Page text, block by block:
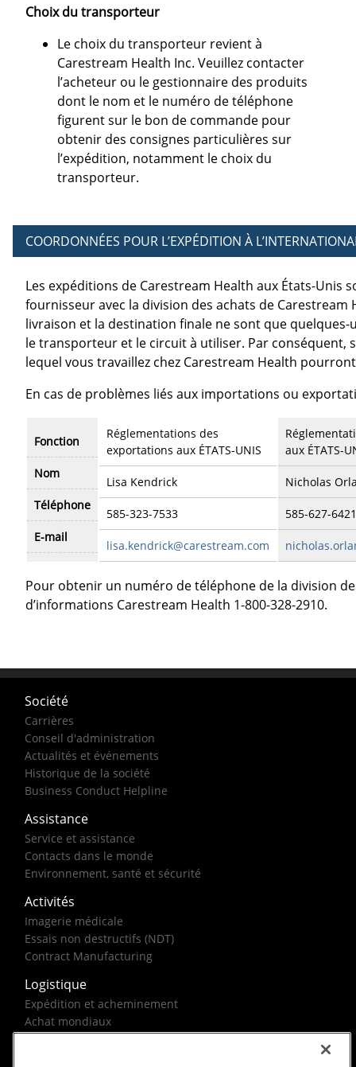
Choix du transporteur
Le choix du transporteur revient à
Carestream Health Inc. Veuillez contacter
l’acheteur ou le gestionnaire des produits
dont le nom et le numéro de téléphone
figurent sur le bon de commande pour
obtenir des consignes particulières sur
l’expédition, notamment le choix du
transporteur.
COORDONNÉES POUR L’EXPÉDITION À
Les expéditions de Carestream Health aux États-Unis
fournisseur avec la division des achats de
livraison et la destination finale ne sont que
le transporteur et le circuit à utiliser. Par conséquent,
lequel vous travaillez chez Carestream Health
En cas de problèmes liés aux importations ou
Fonction
Nom
Téléphone
E-mail
Réglementations des
exportations aux ÉTATS-UNIS
Lisa Kendrick
585-323-7533
lisa.kendrick@carestream.com
aux ÉTATS-
Nicholas
585-627-6421
Pour obtenir un numéro de téléphone de la division
d’informations Carestream Health 1-800-328-2910.
Société
Carrières
Conseil d'administration
Actualités et événements
Historique de la société
Business Conduct Helpline
Assistance
Service et assistance
Contacts dans le monde
Environnement, santé et sécurité
Activités
Imagerie médicale
Essais non destructifs (NDT)
Contract Manufacturing
Logistique
Expédition et acheminement
Achat mondiaux
Solutions pour le gouvernement fédéral